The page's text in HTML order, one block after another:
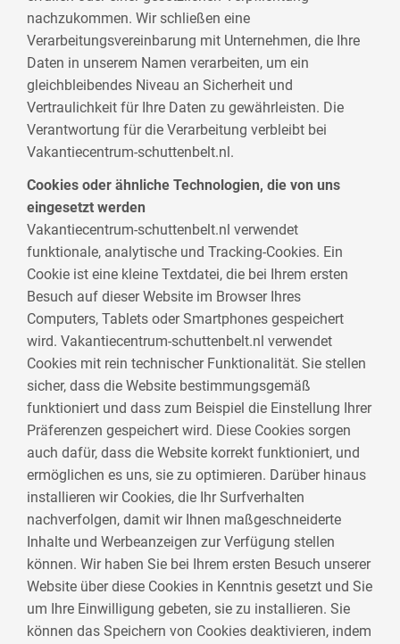
nachzukommen. Wir schließen eine
Verarbeitungsvereinbarung mit Unternehmen, die Ihre
Daten in unserem Namen verarbeiten, um ein
gleichbleibendes Niveau an Sicherheit und
Vertraulichkeit für Ihre Daten zu gewährleisten. Die
Verantwortung für die Verarbeitung verbleibt bei
Vakantiecentrum-schuttenbelt.nl.
Cookies oder ähnliche Technologien, die von uns
eingesetzt werden
Vakantiecentrum-schuttenbelt.nl verwendet
funktionale, analytische und Tracking-Cookies. Ein
Cookie ist eine kleine Textdatei, die bei Ihrem ersten
Besuch auf dieser Website im Browser Ihres
Computers, Tablets oder Smartphones gespeichert
wird. Vakantiecentrum-schuttenbelt.nl verwendet
Cookies mit rein technischer Funktionalität. Sie stellen
sicher, dass die Website bestimmungsgemäß
funktioniert und dass zum Beispiel die Einstellung Ihrer
Präferenzen gespeichert wird. Diese Cookies sorgen
auch dafür, dass die Website korrekt funktioniert, und
ermöglichen es uns, sie zu optimieren. Darüber hinaus
installieren wir Cookies, die Ihr Surfverhalten
nachverfolgen, damit wir Ihnen maßgeschneiderte
Inhalte und Werbeanzeigen zur Verfügung stellen
können. Wir haben Sie bei Ihrem ersten Besuch unserer
Website über diese Cookies in Kenntnis gesetzt und Sie
um Ihre Einwilligung gebeten, sie zu installieren. Sie
können das Speichern von Cookies deaktivieren, indem